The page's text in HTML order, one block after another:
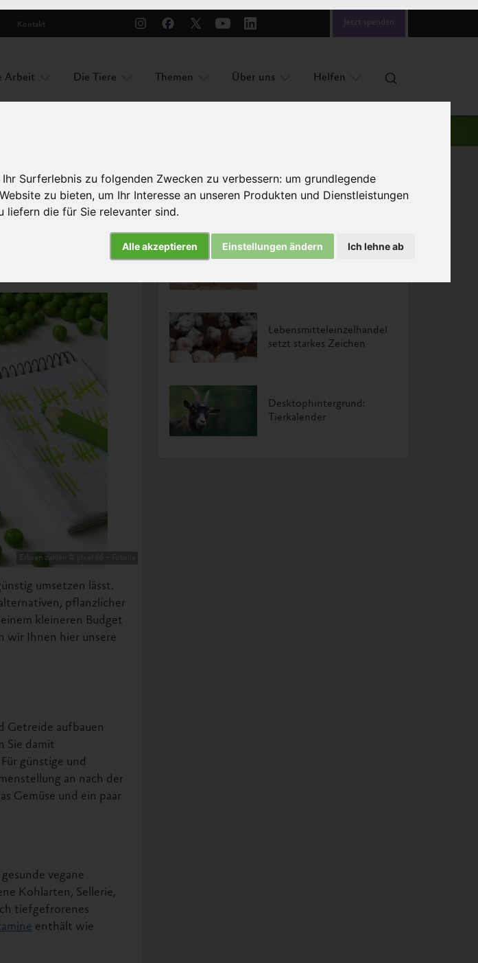
zu bieten, um Ihr Interesse an unseren Produkten und Dienstleistungen
liefern die für Sie relevanter sind.
Alle akzeptieren Einstellungen ändern
Erbsen zählen © p!xel 66 – Fotolia
umsetzen lässt.
pflanzlicher
kleineren Budget
wir Ihnen hier unsere
Getreide aufbauen
Sie damit
günstige und
an nach der
Gemüse und ein paar
vegane
Kohlarten, Sellerie,
tiefgefrorenes
enthält wie
Das könnte Sie auch interessieren
Weitere Unternehmen
setzen Masthuhn-Initiative
Lebensmitteleinzelhandel
setzt starkes Zeichen
Desktophintergrund:
Tierkalender